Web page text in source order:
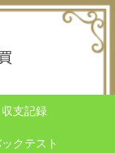
収支記録
クテスト